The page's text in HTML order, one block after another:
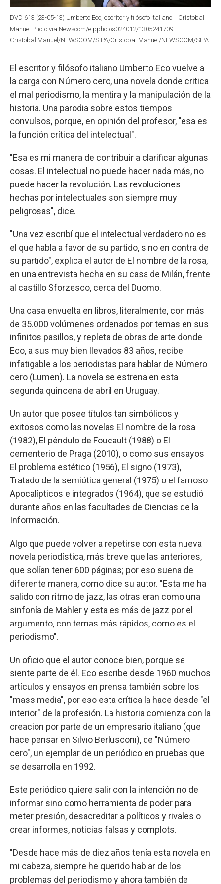
DVD 613 (23-05-13) Umberto Eco, escritor y filósofo italiano. ' Cristobal
Manuel Photo via Newscom/elpphotos024012/1305241709
Cristobal Manuel/NEWSCOM/SIPA/Cristobal Manuel/NEWSCOM/SIPA
El escritor y filósofo italiano Umberto Eco vuelve a
la carga con Número cero, una novela donde critica
el mal periodismo, la mentira y la manipulación de la
historia. Una parodia sobre estos tiempos
convulsos, porque, en opinión del profesor, "esa es
la función crítica del intelectual".
"Esa es mi manera de contribuir a clarificar algunas
cosas. El intelectual no puede hacer nada más, no
puede hacer la revolución. Las revoluciones
hechas por intelectuales son siempre muy
peligrosas", dice.
"Una vez escribí que el intelectual verdadero no es
el que habla a favor de su partido, sino en contra de
su partido", explica el autor de El nombre de la rosa,
en una entrevista hecha en su casa de Milán, frente
al castillo Sforzesco, cerca del Duomo.
Una casa envuelta en libros, literalmente, con más
de 35.000 volúmenes ordenados por temas en sus
infinitos pasillos, y repleta de obras de arte donde
Eco, a sus muy bien llevados 83 años, recibe
infatigable a los periodistas para hablar de Número
cero (Lumen). La novela se estrena en esta
segunda quincena de abril en Uruguay.
Un autor que posee títulos tan simbólicos y
exitosos como las novelas El nombre de la rosa
(1982), El péndulo de Foucault (1988) o El
cementerio de Praga (2010), o como sus ensayos
El problema estético (1956), El signo (1973),
Tratado de la semiótica general (1975) o el famoso
Apocalípticos e integrados (1964), que se estudió
durante años en las facultades de Ciencias de la
Información.
Algo que puede volver a repetirse con esta nueva
novela periodística, más breve que las anteriores,
que solían tener 600 páginas; por eso suena de
diferente manera, como dice su autor. "Esta me ha
salido con ritmo de jazz, las otras eran como una
sinfonía de Mahler y esta es más de jazz por el
argumento, con temas más rápidos, como es el
periodismo".
Un oficio que el autor conoce bien, porque se
siente parte de él. Eco escribe desde 1960 muchos
artículos y ensayos en prensa también sobre los
"mass media", por eso esta crítica la hace desde "el
interior" de la profesión. La historia comienza con la
creación por parte de un empresario italiano (que
hace pensar en Silvio Berlusconi), de "Número
cero", un ejemplar de un periódico en pruebas que
se desarrolla en 1992.
Este periódico quiere salir con la intención no de
informar sino como herramienta de poder para
meter presión, desacreditar a políticos y rivales o
crear informes, noticias falsas y complots.
"Desde hace más de diez años tenía esta novela en
mi cabeza, siempre he querido hablar de los
problemas del periodismo y ahora también de